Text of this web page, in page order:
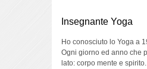
Insegnante Yoga
Ho conosciuto lo Yoga a
Ogni giorno ed anno che
lato: corpo mente e spirito.